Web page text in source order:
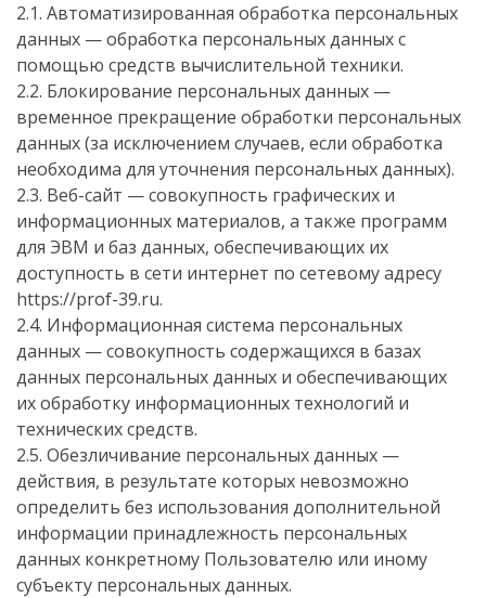
2.1. Автоматизированная обработка персональных
данных — обработка персональных данных с
помощью средств вычислительной техники.
2.2. Блокирование персональных данных —
временное прекращение обработки персональных
данных (за исключением случаев, если обработка
необходима для уточнения персональных данных).
2.3. Веб-сайт — совокупность графических и
информационных материалов, а также программ
для ЭВМ и баз данных, обеспечивающих их
доступность в сети интернет по сетевому адресу
https://prof-39.ru.
2.4. Информационная система персональных
данных — совокупность содержащихся в базах
данных персональных данных и обеспечивающих
их обработку информационных технологий и
технических средств.
2.5. Обезличивание персональных данных —
действия, в результате которых невозможно
определить без использования дополнительной
информации принадлежность персональных
данных конкретному Пользователю или иному
субъекту персональных данных.